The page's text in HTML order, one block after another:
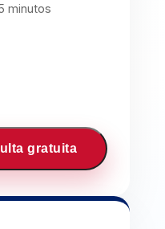
minutos
gratuita